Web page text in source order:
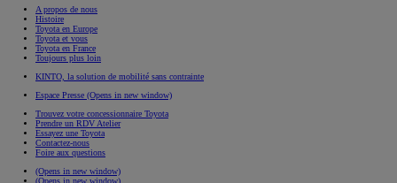
A propos de nous
Histoire
Toyota en Europe
Toyota et vous
Toyota en France
Toujours plus loin
KINTO, la solution de mobilité sans contrainte
Espace Presse (Opens in new window)
Trouvez votre concessionnaire Toyota
Prendre un RDV Atelier
Essayez une Toyota
Contactez-nous
Foire aux questions
(Opens in new window)
(Opens in new window)